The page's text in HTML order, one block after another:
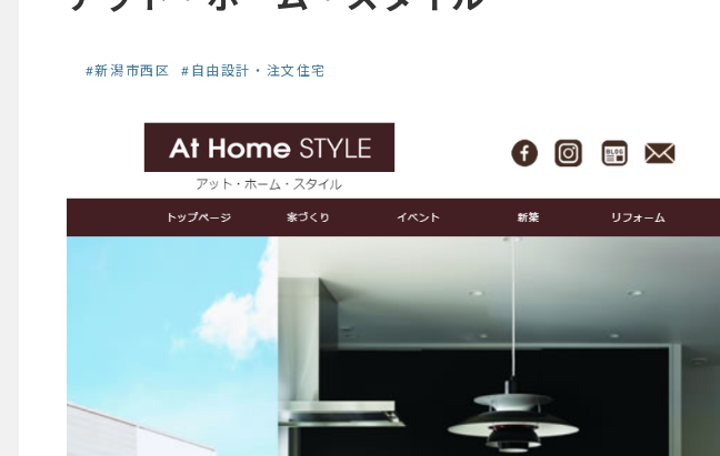
#新潟市西区 #自由設計・注文住宅